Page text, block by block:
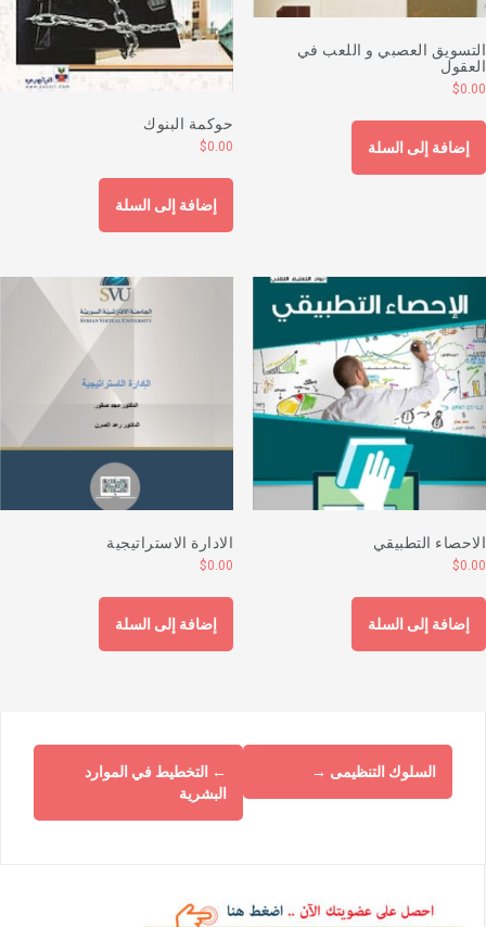
العصبي و اللعب في
$
إضافة إلى السلة
حوكمة البنوك
$0.00
إضافة إلى السلة
التطبيقي
$
إضافة إلى السلة
الادارة الاستراتيجية
$0.00
إضافة إلى السلة
← التخطيط في الموارد
البشرية
السلوك التنظيمى →